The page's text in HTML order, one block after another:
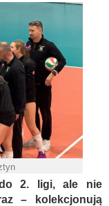
do 2. ligi, ale nie
– kolekcjonują